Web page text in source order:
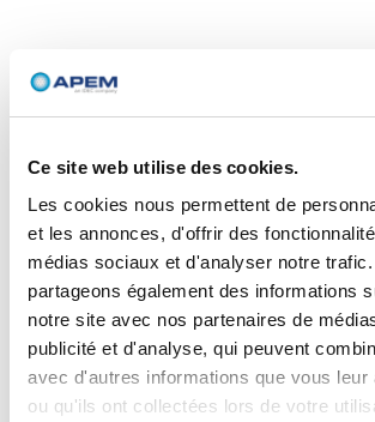
Ce site web utilise des cookies.
Les cookies nous permettent de
et les annonces, d'offrir des
médias sociaux et d'analyser notre
partageons également des informations
notre site avec nos partenaires de
publicité et d'analyse, qui peuvent
avec d'autres informations que vous leur
ou qu'ils ont collectées lors de votre